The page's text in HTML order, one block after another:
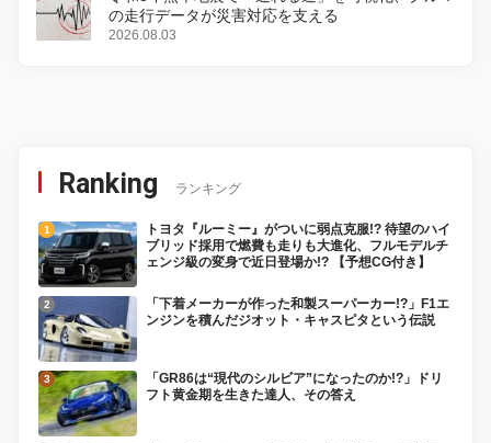
の走行データが災害対応を支える
2026.08.03
Ranking ランキング
トヨタ『ルーミー』がついに弱点克服!? 待望のハイ
ブリッド採用で燃費も走りも大進化、フルモデルチ
ェンジ級の変身で近日登場か!? 【予想CG付き】
「下着メーカーが作った和製スーパーカー!?」F1エ
ンジンを積んだジオット・キャスピタという伝説
「GR86は“現代のシルビア”になったのか!?」ドリ
フト黄金期を生きた達人、その答え